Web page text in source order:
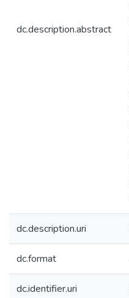
dc.description.abstract
dc.description.uri
dc.format
dc.identifier.uri